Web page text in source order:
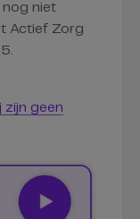
niet
Actief Zorg
zijn geen